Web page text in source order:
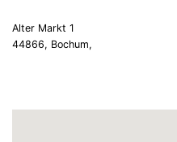
Alter Markt 1
44866, Bochum,